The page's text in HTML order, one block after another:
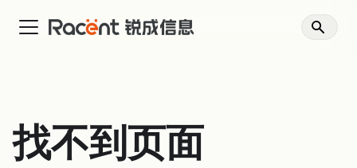
找不到页面